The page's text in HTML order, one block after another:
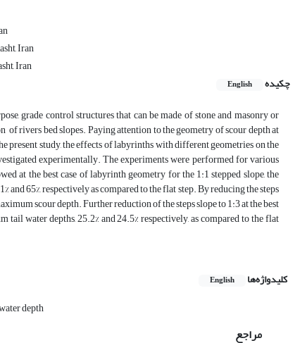
Iran
Iran
چکیده
English
grade control structures that can be made of stone and masonry or
rivers bed slopes. Paying attention to the geometry of scour depth at
present study, the effects of labyrinths with different geometries on the
experimentally. The experiments were performed for various
at the best case of labyrinth geometry for the 1:1 stepped slope, the
65%, respectively as compared to the flat step. By reducing the steps
scour depth. Further reduction of the steps slope to 1:3 at the best
water depths, 25.2% and 24.5% respectively, as compared to the flat
کلیدواژه‌ها English
depth
مراجع